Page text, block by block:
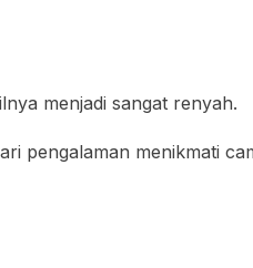
menjadi sangat renyah.
pengalaman menikmati